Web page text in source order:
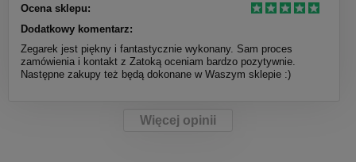
Ocena sklepu:
Dodatkowy komentarz:
Zegarek jest piękny i fantastycznie wykonany. Sam proces
zamówienia i kontakt z Zatoką oceniam bardzo pozytywnie.
Następne zakupy też będą dokonane w Waszym sklepie :)
Więcej opinii